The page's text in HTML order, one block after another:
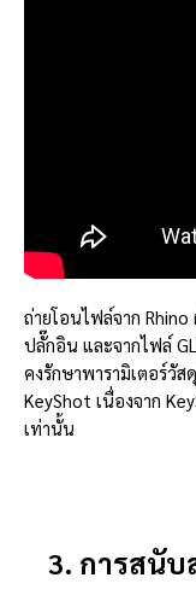
ถ่ายโอนไฟล์จาก
ปลั๊กอิน และจากไฟล์
คงรักษาพารามิเตอร์วั
KeyShot เนื่องจาก
เท่านั้น
3. การสนั